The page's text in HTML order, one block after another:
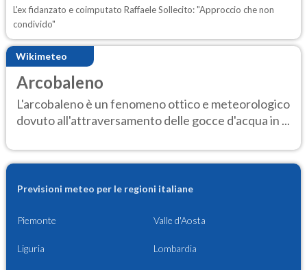
L'ex fidanzato e coimputato Raffaele Sollecito: "Approccio che non
condivido"
Wikimeteo
Arcobaleno
L'arcobaleno è un fenomeno ottico e meteorologico
dovuto all'attraversamento delle gocce d'acqua in ...
Previsioni meteo per le regioni italiane
Piemonte Valle d'Aosta
Liguria Lombardia